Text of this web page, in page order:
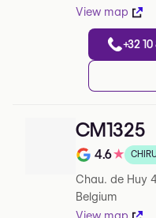
View map
+32
CM1325
Note de 4.6
4.6★
Chau. de Huy
Belgium